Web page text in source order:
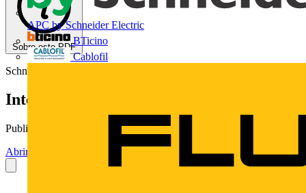
APC by Schneider Electric
BTicino
Cablofil
Sobre este PDF
Schneider Electric
Interruptores e Tomadas Linha Toc
Publicado: 6 de março de 2010· Categoria: Catálogos
Abrir o PDF